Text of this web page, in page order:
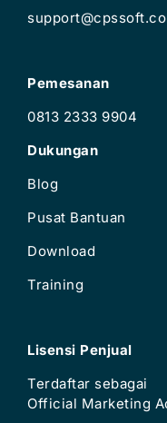
Pemesanan
0813 2333 9904
Dukungan
Blog
Pusat Bantuan
Download
Training
Lisensi Penjual
Terdaftar sebagai
Official Marketing